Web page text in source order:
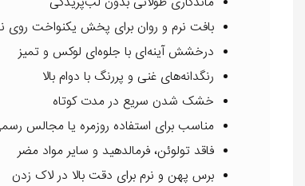
بافت نرم و روان برای پخش یکنواخت روی
درخشش آینه‌ای با جلوه‌ای لوکس و تمیز
رنگدانه‌های غنی و پررنگ با دوام بالا
خشک شدن سریع در مدت کوتاه
مناسب برای استفاده روزمره یا مجالس
فاقد تولوئن، فرمالدهید و سایر مواد مضر
برس پهن و نرم برای دقت بالا در لاک زدن